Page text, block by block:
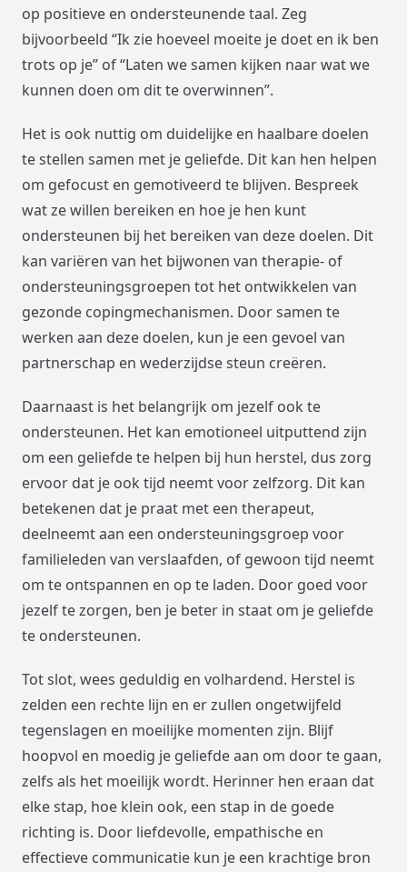
op positieve en ondersteunende taal. Zeg
bijvoorbeeld “Ik zie hoeveel moeite je doet en ik ben
trots op je” of “Laten we samen kijken naar wat we
kunnen doen om dit te overwinnen”.
Het is ook nuttig om duidelijke en haalbare doelen
te stellen samen met je geliefde. Dit kan hen helpen
om gefocust en gemotiveerd te blijven. Bespreek
wat ze willen bereiken en hoe je hen kunt
ondersteunen bij het bereiken van deze doelen. Dit
kan variëren van het bijwonen van therapie- of
ondersteuningsgroepen tot het ontwikkelen van
gezonde copingmechanismen. Door samen te
werken aan deze doelen, kun je een gevoel van
partnerschap en wederzijdse steun creëren.
Daarnaast is het belangrijk om jezelf ook te
ondersteunen. Het kan emotioneel uitputtend zijn
om een geliefde te helpen bij hun herstel, dus zorg
ervoor dat je ook tijd neemt voor zelfzorg. Dit kan
betekenen dat je praat met een therapeut,
deelneemt aan een ondersteuningsgroep voor
familieleden van verslaafden, of gewoon tijd neemt
om te ontspannen en op te laden. Door goed voor
jezelf te zorgen, ben je beter in staat om je geliefde
te ondersteunen.
Tot slot, wees geduldig en volhardend. Herstel is
zelden een rechte lijn en er zullen ongetwijfeld
tegenslagen en moeilijke momenten zijn. Blijf
hoopvol en moedig je geliefde aan om door te gaan,
zelfs als het moeilijk wordt. Herinner hen eraan dat
elke stap, hoe klein ook, een stap in de goede
richting is. Door liefdevolle, empathische en
effectieve communicatie kun je een krachtige bron